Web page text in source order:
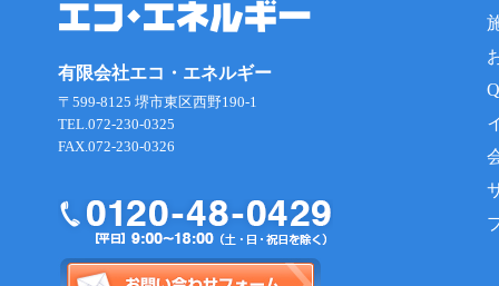
有限会社エコ・エネルギー
〒599-8125 堺市東区西野190-1
TEL.072-230-0325
FAX.072-230-0326